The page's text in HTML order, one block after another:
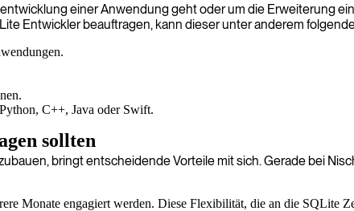
einer Anwendung geht oder um die Erweiterung
Entwickler beauftragen, kann dieser unter anderem
C++, Java oder Swift.
sollten
bringt entscheidende Vorteile mit sich. Gerade bei
Monate engagiert werden. Diese Flexibilität, die an die SQLite